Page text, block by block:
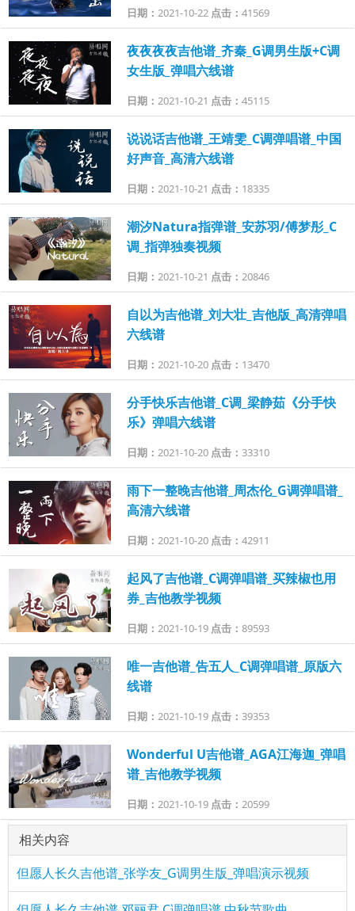
日期： 2021-10-22 点击： 41569
夜夜夜夜吉他谱_齐秦_G调男生版+C调
女生版_弹唱六线谱
日期： 2021-10-21 点击： 45115
说说话吉他谱_王靖雯_C调弹唱谱_中国
好声音_高清六线谱
日期： 2021-10-21 点击： 18335
潮汐Natura指弹谱_安苏羽/傅梦彤_C
调_指弹独奏视频
日期： 2021-10-21 点击： 20846
自以为吉他谱_刘大壮_吉他版_高清弹唱
六线谱
日期： 2021-10-20 点击： 13470
分手快乐吉他谱_C调_梁静茹《分手快
乐》弹唱六线谱
日期： 2021-10-20 点击： 33310
雨下一整晚吉他谱_周杰伦_G调弹唱谱_
高清六线谱
日期： 2021-10-20 点击： 42911
起风了吉他谱_C调弹唱谱_买辣椒也用
券_吉他教学视频
日期： 2021-10-19 点击： 89593
唯一吉他谱_告五人_C调弹唱谱_原版六
线谱
日期： 2021-10-19 点击： 39353
Wonderful U吉他谱_AGA江海迦_弹唱
谱_吉他教学视频
日期： 2021-10-19 点击： 20599
相关内容
但愿人长久吉他谱_张学友_G调男生版_弹唱演示视频